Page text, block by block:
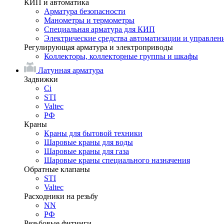
КИП и автоматика
Арматура безопасности
Манометры и термометры
Специальная арматура для КИП
Электрические средства автоматизации и
Регулирующая арматура и электроприводы
Коллекторы, коллекторные группы и шкафы
Латунная арматура
Задвижки
Ci
STI
Valtec
РФ
Краны
Краны для бытовой техники
Шаровые краны для воды
Шаровые краны для газа
Шаровые краны специального назначения
Обратные клапаны
STI
Valtec
Расходники на резьбу
NN
РФ